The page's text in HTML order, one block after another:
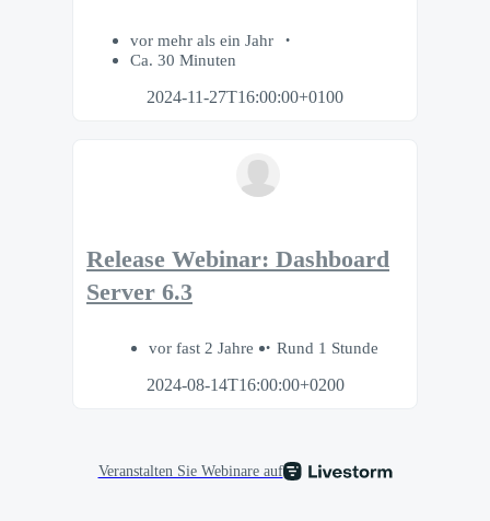
vor mehr als ein Jahr
Ca. 30 Minuten
2024-11-27T16:00:00+0100
Release Webinar: Dashboard
Server 6.3
vor fast 2 Jahre
Rund 1 Stunde
2024-08-14T16:00:00+0200
Veranstalten Sie Webinare auf